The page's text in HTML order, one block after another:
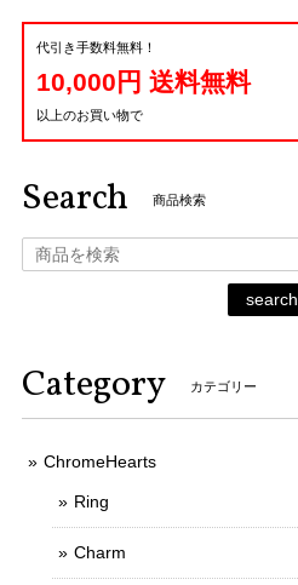
代引き手数料無料！
10,000円 送料無料
以上のお買い物で
Search 商品検索
search
Category カテゴリー
ChromeHearts
Ring
Charm